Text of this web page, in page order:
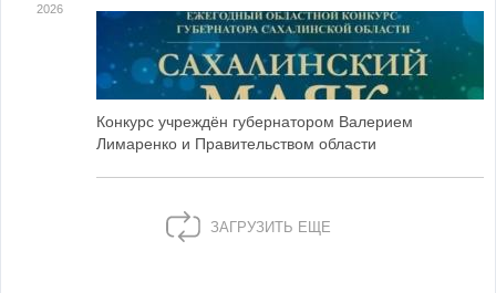
2026
Конкурс учреждён губернатором Валерием
Лимаренко и Правительством области
ЗАГРУЗИТЬ ЕЩЕ